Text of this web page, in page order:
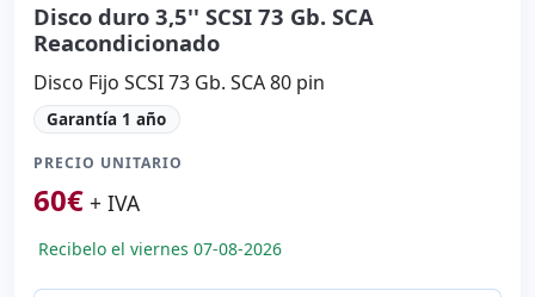
Disco duro 3,5'' SCSI 73 Gb. SCA
Reacondicionado
Disco Fijo SCSI 73 Gb. SCA 80 pin
Garantía 1 año
PRECIO UNITARIO
60€ + IVA
Recibelo el viernes 07-08-2026